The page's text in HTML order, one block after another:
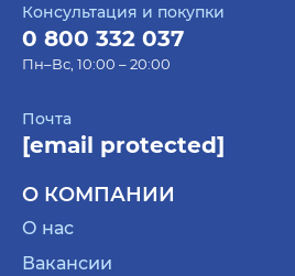
Консультация и покупки
0 800 332 037
Пн–Вс, 10:00 – 20:00
Почта
[email protected]
О КОМПАНИИ
О нас
Вакансии